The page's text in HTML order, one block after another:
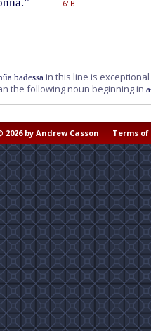
6' B
badessain this line is
the following noun beginning in
by Andrew Casson Terms of